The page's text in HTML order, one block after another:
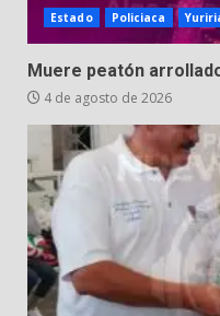
Estado Policiaca
Muere peatón
4 de agosto de 2026